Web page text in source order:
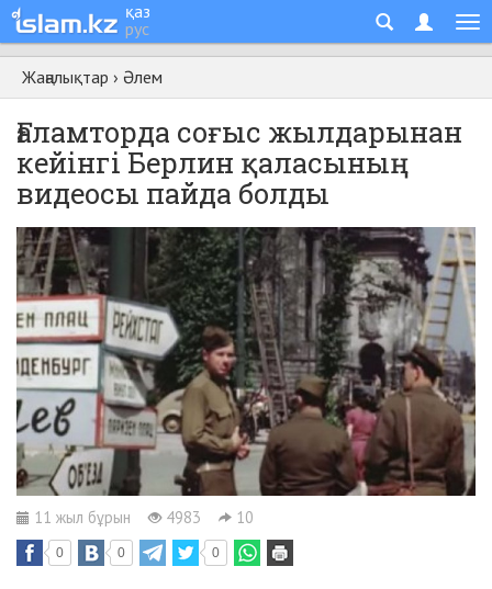
қаз
рус
Жаңалықтар › Әлем
Ғаламторда соғыс жылдарынан
кейінгі Берлин қаласының
видеосы пайда болды
11 жыл бұрын 4983 10
0 0 0